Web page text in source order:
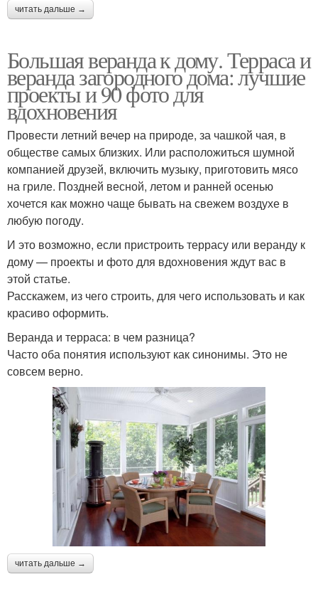
читать дальше →
Большая веранда к дому. Терраса и
веранда загородного дома: лучшие
проекты и 90 фото для
вдохновения
Провести летний вечер на природе, за чашкой чая, в
обществе самых близких. Или расположиться шумной
компанией друзей, включить музыку, приготовить мясо
на гриле. Поздней весной, летом и ранней осенью
хочется как можно чаще бывать на свежем воздухе в
любую погоду.
И это возможно, если пристроить террасу или веранду к
дому — проекты и фото для вдохновения ждут вас в
этой статье.
Расскажем, из чего строить, для чего использовать и как
красиво оформить.
Веранда и терраса: в чем разница?
Часто оба понятия используют как синонимы. Это не
совсем верно.
читать дальше →